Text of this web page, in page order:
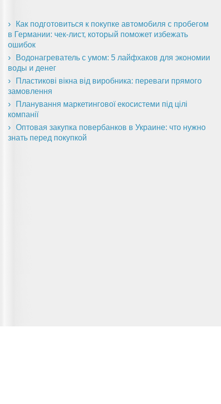
Как подготовиться к покупке автомобиля с пробегом
в Германии: чек-лист, который поможет избежать
ошибок
Водонагреватель с умом: 5 лайфхаков для экономии
воды и денег
Пластикові вікна від виробника: переваги прямого
замовлення
Планування маркетингової екосистеми під цілі
компанії
Оптовая закупка повербанков в Украине: что нужно
знать перед покупкой